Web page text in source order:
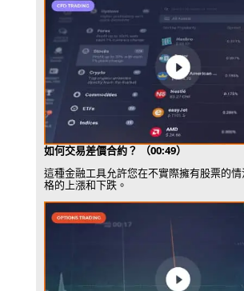
如何交易差價合約？ （00:49）
這種金融工具允許您在不實際擁有股票的
格的上漲和下跌。